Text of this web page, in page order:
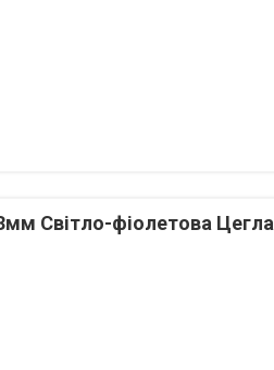
Світло-фіолетова Цегла